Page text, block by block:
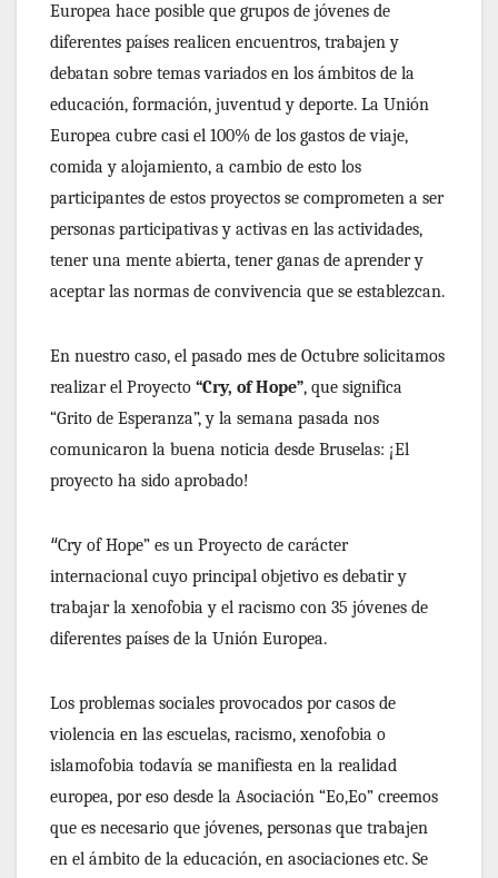
Europea hace posible que grupos de jóvenes de
diferentes países realicen encuentros, trabajen y
debatan sobre temas variados en los ámbitos de la
educación, formación, juventud y deporte. La Unión
Europea cubre casi el 100% de los gastos de viaje,
comida y alojamiento, a cambio de esto los
participantes de estos proyectos se comprometen a ser
personas participativas y activas en las actividades,
tener una mente abierta, tener ganas de aprender y
aceptar las normas de convivencia que se establezcan.
En nuestro caso, el pasado mes de Octubre solicitamos
realizar el Proyecto “Cry, of Hope”, que significa
“Grito de Esperanza”, y la semana pasada nos
comunicaron la buena noticia desde Bruselas: ¡El
proyecto ha sido aprobado!
“Cry of Hope” es un Proyecto de carácter
internacional cuyo principal objetivo es debatir y
trabajar la xenofobia y el racismo con 35 jóvenes de
diferentes países de la Unión Europea.
Los problemas sociales provocados por casos de
violencia en las escuelas, racismo, xenofobia o
islamofobia todavía se manifiesta en la realidad
europea, por eso desde la Asociación “Eo,Eo” creemos
que es necesario que jóvenes, personas que trabajen
en el ámbito de la educación, en asociaciones etc. Se